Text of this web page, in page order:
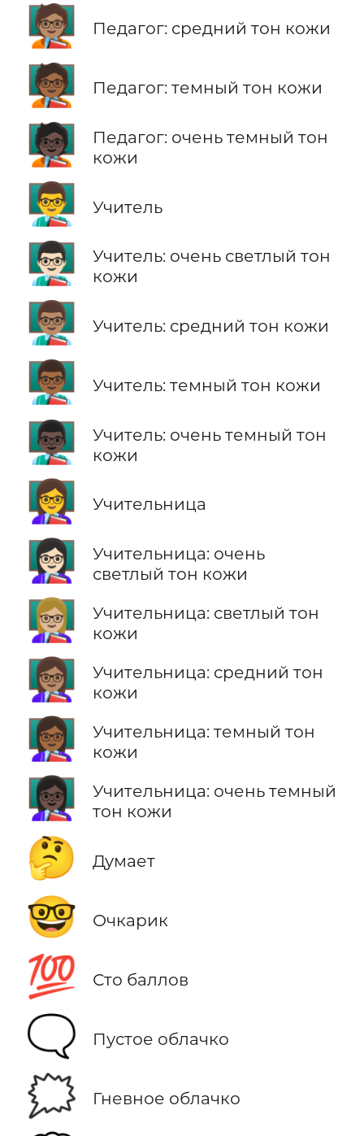
🧑🏽‍🏫 Педагог: средний тон кожи
🧑🏾‍🏫 Педагог: темный тон кожи
🧑🏿‍🏫
Педагог: очень темный тон
кожи
👨‍🏫 Учитель
👨🏻‍🏫
Учитель: очень светлый тон
кожи
👨🏽‍🏫 Учитель: средний тон кожи
👨🏾‍🏫 Учитель: темный тон кожи
👨🏿‍🏫
Учитель: очень темный тон
кожи
👩‍🏫 Учительница
👩🏻‍🏫
Учительница: очень
светлый тон кожи
👩🏼‍🏫
Учительница: светлый тон
кожи
👩🏽‍🏫
Учительница: средний тон
кожи
👩🏾‍🏫
Учительница: темный тон
кожи
👩🏿‍🏫
Учительница: очень темный
тон кожи
🤔 Думает
🤓 Очкарик
💯 Сто баллов
🗨️ Пустое облачко
🗯️ Гневное облачко